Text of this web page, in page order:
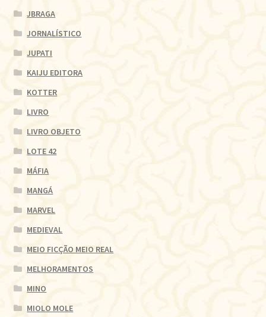
JBRAGA
JORNALÍSTICO
JUPATI
KAIJU EDITORA
KOTTER
LIVRO
LIVRO OBJETO
LOTE 42
MÁFIA
MANGÁ
MARVEL
MEDIEVAL
MEIO FICÇÃO MEIO REAL
MELHORAMENTOS
MINO
MIOLO MOLE